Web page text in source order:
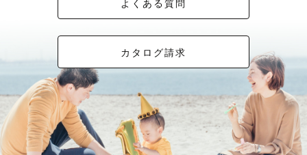
よくある質問
カタログ請求